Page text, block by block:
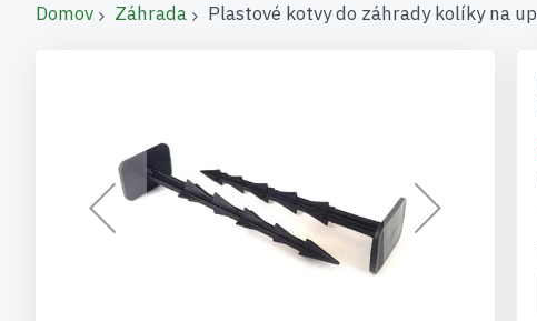
Domov Záhrada Plastové kotvy do záhrady kolíky na
obrázkov